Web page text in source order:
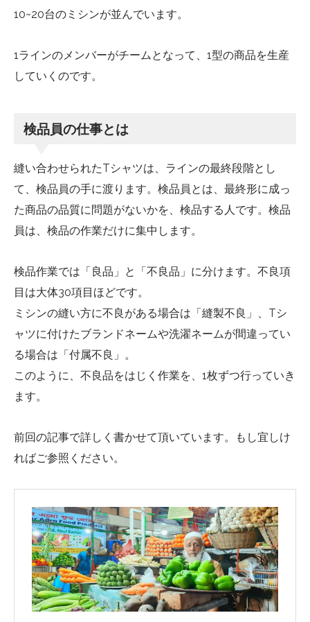
10~20台のミシンが並んでいます。
1ラインのメンバーがチームとなって、1型の商品を生産
していくのです。
検品員の仕事とは
縫い合わせられたTシャツは、ラインの最終段階とし
て、検品員の手に渡ります。検品員とは、最終形に成っ
た商品の品質に問題がないかを、検品する人です。検品
員は、検品の作業だけに集中します。
検品作業では「良品」と「不良品」に分けます。不良項
目は大体30項目ほどです。
ミシンの縫い方に不良がある場合は「縫製不良」、Tシ
ャツに付けたブランドネームや洗濯ネームが間違ってい
る場合は「付属不良」。
このように、不良品をはじく作業を、1枚ずつ行っていき
ます。
前回の記事で詳しく書かせて頂いています。もし宜しけ
ればご参照ください。